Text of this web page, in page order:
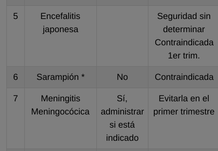
5
Encefalitis
japonesa
Seguridad sin
determinar
Contraindicada
1er trim.
6 Sarampión * No Contraindicada
7
Meningitis
Meningocócica
Sí,
administrar
si está
indicado
Evitarla en el
primer trimestre